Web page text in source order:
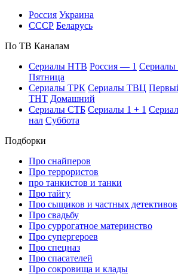
Рос­сия Ук­раи­на
СССР Бе­ла­русь
По ТВ Ка­на­лам
Се­риа­лы НТВ Рос­сия — 1
Пят­ни­ца
Се­риа­лы ТРК Се­риа­лы ТВЦ
ТНТ До­маш­ний
Се­риа­лы СТБ Се­риа­лы 1 + 1
нал Суб­бо­та
Подборки
Про снайперов
Про террористов
про танкистов и танки
Про тайгу
Про сыщиков и частных детективов
Про свадьбу
Про суррогатное материнство
Про супергероев
Про спецназ
Про спасателей
Про сокровища и клады